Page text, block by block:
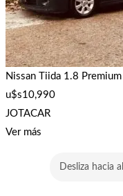
Nissan Tiida 1.8
u$s10,990
JOTACAR
Ver más
Desliza hacia